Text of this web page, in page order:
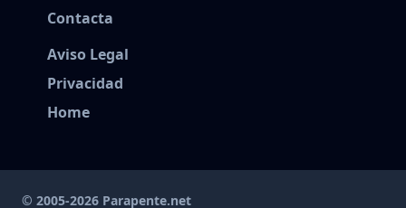
Contacta
Aviso Legal
Privacidad
Home
© 2005-2026 Parapente.net